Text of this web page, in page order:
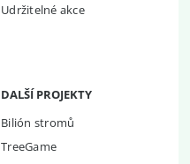
Udržitelné akce
DALŠÍ PROJEKTY
Bilión stromů
TreeGame